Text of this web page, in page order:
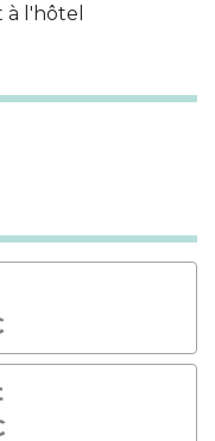
à l'hôtel